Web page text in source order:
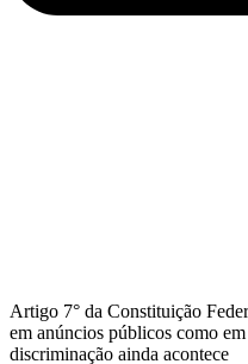
Artigo 7° da Constituição
em anúncios públicos como
discriminação ainda acontece